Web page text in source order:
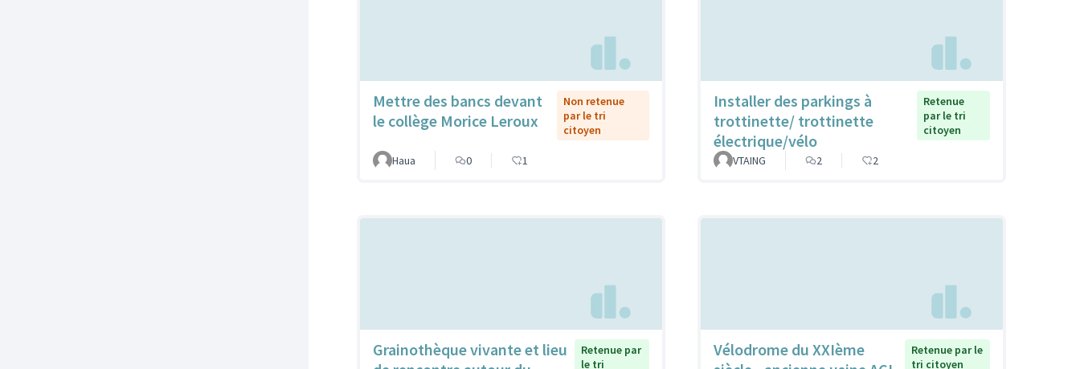
Mettre des bancs devant
le collège Morice Leroux
Non retenue
par le tri
citoyen
Haua 0 1
Installer des parkings à
trottinette/ trottinette
électrique/vélo
Retenue
par le tri
citoyen
VTAING 2 2
Grainothèque vivante et lieu
Retenue par
le tri
Vélodrome du XXIème
Retenue par le
tri citoyen